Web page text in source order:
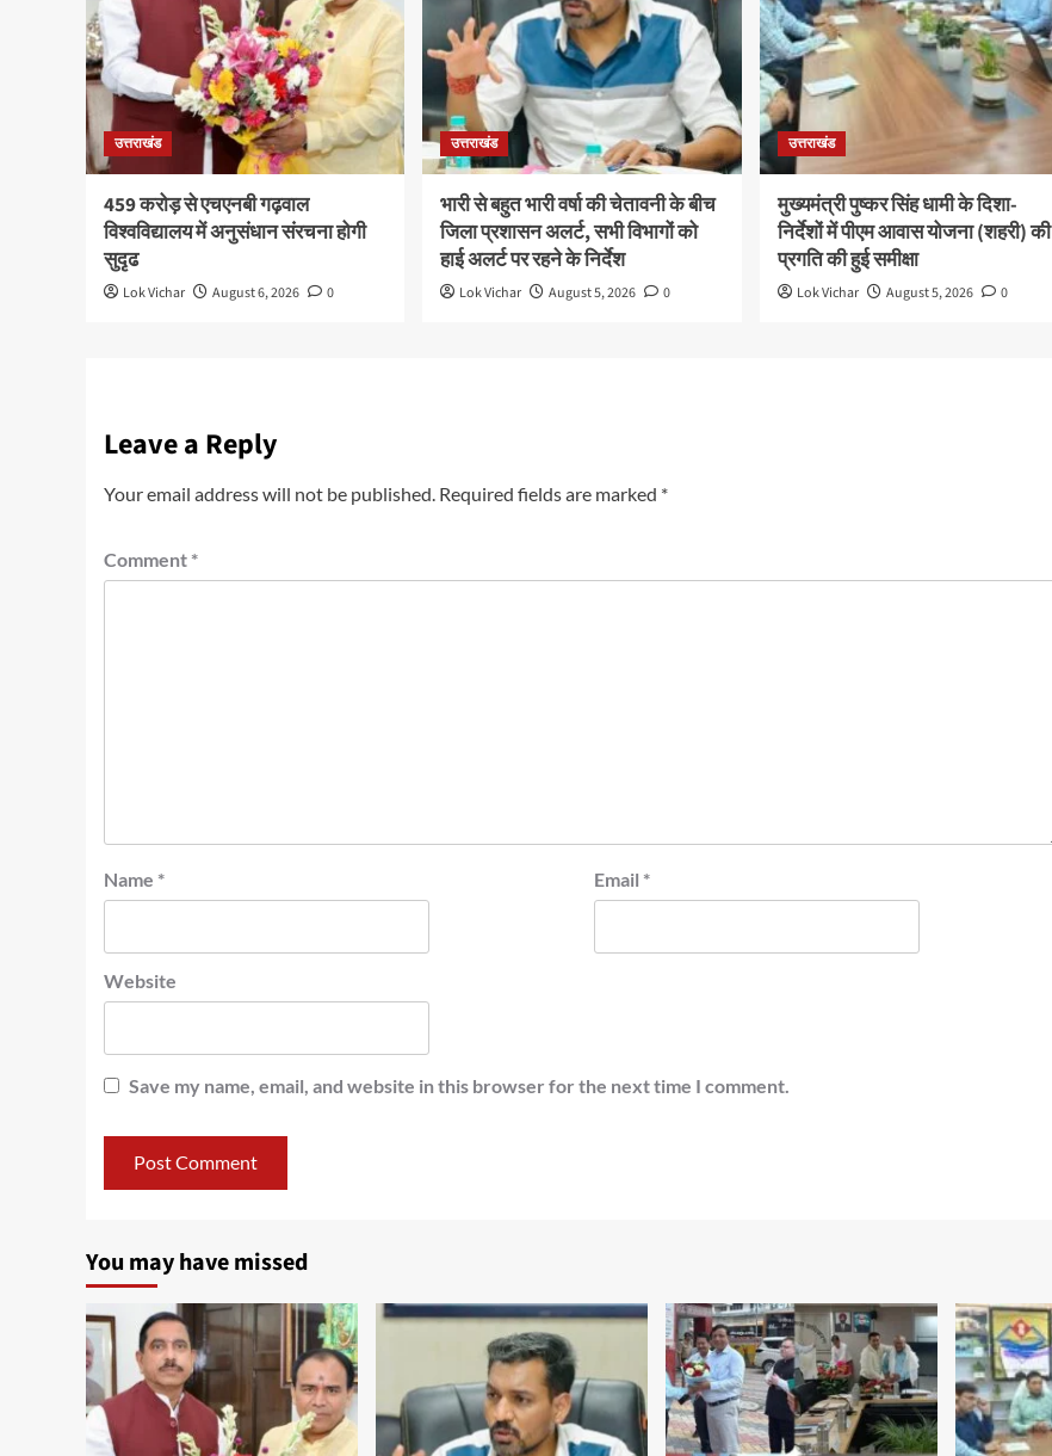
उत्तराखंड
459 करोड़ से एचएनबी गढ़वाल
विश्वविद्यालय में अनुसंधान संरचना होगी
सुदृढ
Lok Vichar August 6, 2026 0
उत्तराखंड
भारी से बहुत भारी वर्षा की चेतावनी के बीच
जिला प्रशासन अलर्ट, सभी विभागों को
हाई अलर्ट पर रहने के निर्देश
Lok Vichar August 5, 2026 0
उत्तराखंड
मुख्यमंत्री पुष्कर सिंह धामी के दिशा-
निर्देशों में पीएम आवास योजना (शहरी) की
प्रगति की हुई समीक्षा
Lok Vichar August 5, 2026 0
Leave a Reply
Your email address will not be published. Required fields are marked *
Comment *
Name * Email *
Website
Save my name, email, and website in this browser for the next time I comment.
You may have missed